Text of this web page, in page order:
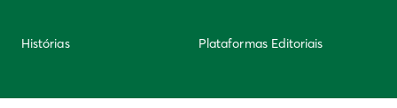
Histórias Plataformas Editoriais
Newsletter Integridade